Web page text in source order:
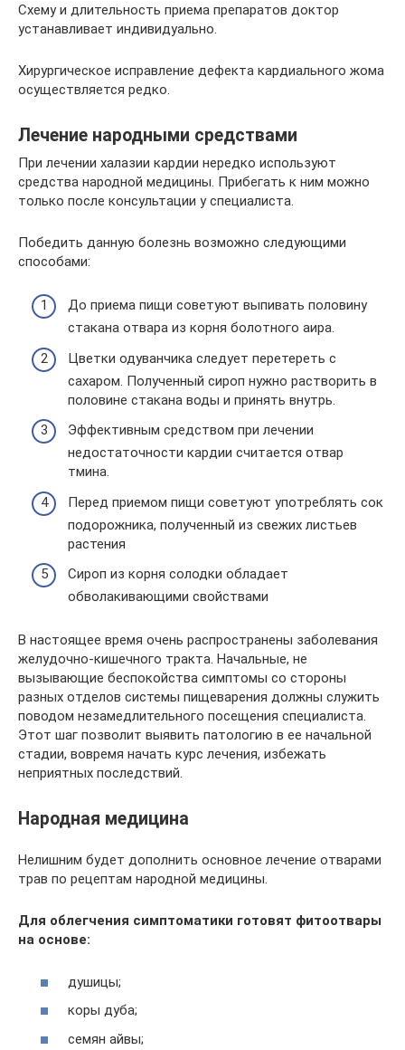
Схему и длительность приема препаратов доктор
устанавливает индивидуально.
Хирургическое исправление дефекта кардиального жома
осуществляется редко.
Лечение народными средствами
При лечении халазии кардии нередко используют
средства народной медицины. Прибегать к ним можно
только после консультации у специалиста.
Победить данную болезнь возможно следующими
способами:
До приема пищи советуют выпивать половину
стакана отвара из корня болотного аира.
Цветки одуванчика следует перетереть с
сахаром. Полученный сироп нужно растворить в
половине стакана воды и принять внутрь.
Эффективным средством при лечении
недостаточности кардии считается отвар
тмина.
Перед приемом пищи советуют употреблять сок
подорожника, полученный из свежих листьев
растения
Сироп из корня солодки обладает
обволакивающими свойствами
В настоящее время очень распространены заболевания
желудочно-кишечного тракта. Начальные, не
вызывающие беспокойства симптомы со стороны
разных отделов системы пищеварения должны служить
поводом незамедлительного посещения специалиста.
Этот шаг позволит выявить патологию в ее начальной
стадии, вовремя начать курс лечения, избежать
неприятных последствий.
Народная медицина
Нелишним будет дополнить основное лечение отварами
трав по рецептам народной медицины.
Для облегчения симптоматики готовят фитоотвары
на основе:
душицы;
коры дуба;
семян айвы;